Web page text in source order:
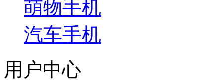
萌物手机
汽车手机
用户中心